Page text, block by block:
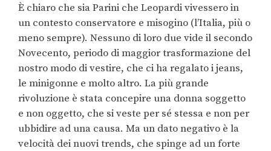
È chiaro che sia Parini che Leopardi vivessero in
un contesto conservatore e misogino (l’Italia, più o
meno sempre). Nessuno di loro due vide il secondo
Novecento, periodo di maggior trasformazione del
nostro modo di vestire, che ci ha regalato i jeans,
le minigonne e molto altro. La più grande
rivoluzione è stata concepire una donna soggetto
e non oggetto, che si veste per sé stessa e non per
ubbidire ad una causa. Ma un dato negativo è la
velocità dei nuovi trends, che spinge ad un forte